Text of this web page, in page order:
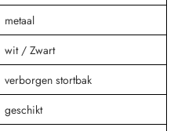
metaal
wit / Zwart
verborgen stortbak
geschikt